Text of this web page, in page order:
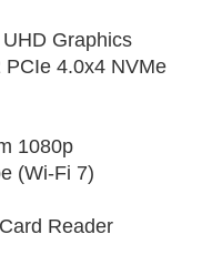
Graphics
PCIe 4.0x4 NVMe
1080p
(Wi-Fi 7)
Reader